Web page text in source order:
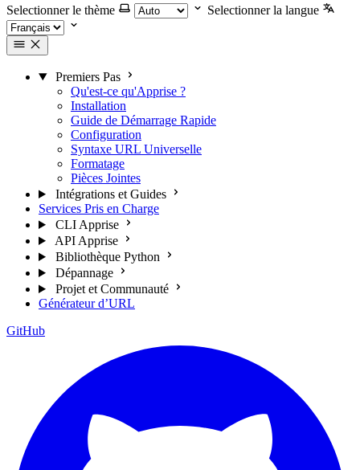
Selectionner le thème Selectionner la langue
Premiers Pas
Qu'est-ce qu'Apprise ?
Installation
Guide de Démarrage Rapide
Configuration
Syntaxe URL Universelle
Formatage
Pièces Jointes
Intégrations et Guides
Services Pris en Charge
CLI Apprise
API Apprise
Bibliothèque Python
Dépannage
Projet et Communauté
Générateur d’URL
GitHub